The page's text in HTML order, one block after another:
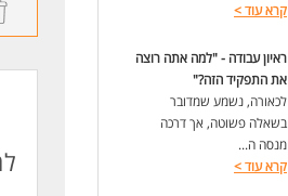
קרא עוד>
ראיון עבודה - "למה אתה רוצה
את התפקיד הזה?"
לכאורה, נשמע שמדובר
בשאלה פשוטה, אך דרכה
מנסה ה...
קרא עוד>
*